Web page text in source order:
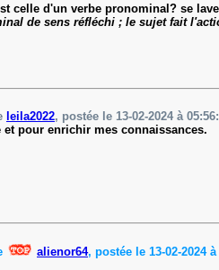
celle d'un verbe pronominal? se
de sens réfléchi ; le sujet fait
leila2022, postée le 13-02-2024 à
pour enrichir mes connaissances.
alienor64, postée le 13-02-2024 à